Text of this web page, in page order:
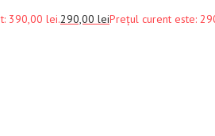
390,00 lei.290,00 leiPrețul curent este: